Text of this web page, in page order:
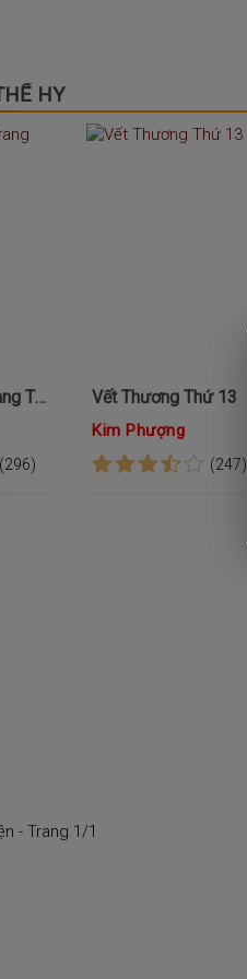
HY
Truyện Ngắn Trang Thế Hy
(296)
Vết Thương Thứ 13
Kim Phượng
(247)
- Trang 1/1